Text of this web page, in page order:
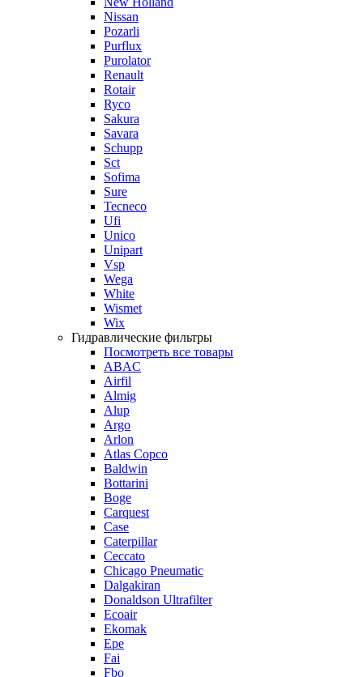
Nissan
Pozarli
Purflux
Purolator
Renault
Rotair
Ryco
Sakura
Savara
Schupp
Sct
Sofima
Sure
Tecneco
Ufi
Unico
Unipart
Vsp
Wega
White
Wismet
Wix
Гидравлические фильтры
Посмотреть все товары
ABAC
Airfil
Almig
Alup
Argo
Arlon
Atlas Copco
Baldwin
Bottarini
Boge
Carquest
Case
Caterpillar
Ceccato
Chicago Pneumatic
Dalgakiran
Donaldson Ultrafilter
Ecoair
Ekomak
Epe
Fai
Fbo